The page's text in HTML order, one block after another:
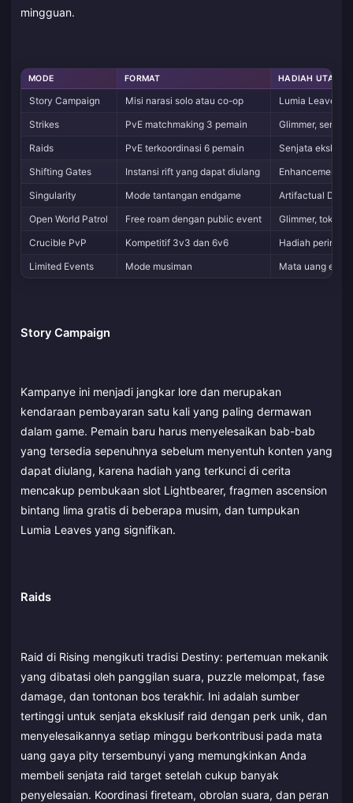
mingguan.
MODE FORMAT HADIAH UTAMA
Story Campaign Misi narasi solo atau co-op
Lumia Leaves,
Strikes
PvE matchmaking 3 pemain
Glimmer,
Raids
PvE terkoordinasi 6 pemain
Senjata
Shifting Gates
Instansi rift yang dapat diulang
Enhancement
Singularity
Mode tantangan endgame
Artifactual Dust,
Open World Patrol
Free roam dengan public event
Glimmer, token
Crucible PvP
Kompetitif 3v3 dan 6v6
Hadiah
Limited Events
Mode musiman Mata uang
Story Campaign
Kampanye ini menjadi jangkar lore dan merupakan
kendaraan pembayaran satu kali yang paling dermawan
dalam game. Pemain baru harus menyelesaikan bab-bab
yang tersedia sepenuhnya sebelum menyentuh konten yang
dapat diulang, karena hadiah yang terkunci di cerita
mencakup pembukaan slot Lightbearer, fragmen ascension
bintang lima gratis di beberapa musim, dan tumpukan
Lumia Leaves yang signifikan.
Raids
Raid di Rising mengikuti tradisi Destiny: pertemuan mekanik
yang dibatasi oleh panggilan suara, puzzle melompat, fase
damage, dan tontonan bos terakhir. Ini adalah sumber
tertinggi untuk senjata eksklusif raid dengan perk unik, dan
menyelesaikannya setiap minggu berkontribusi pada mata
uang gaya pity tersembunyi yang memungkinkan Anda
membeli senjata raid target setelah cukup banyak
penyelesaian. Koordinasi fireteam, obrolan suara, dan peran